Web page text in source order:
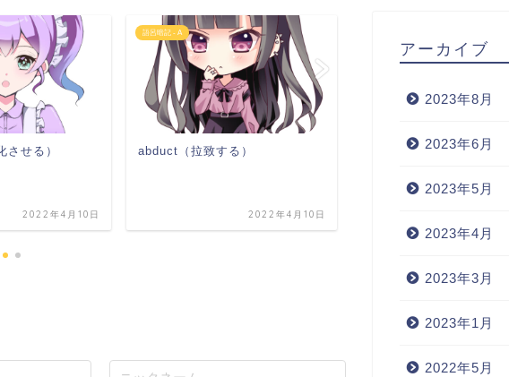
せる）
2022年4月10日
語呂暗記 - A
abduct（拉致する）
2022年4月10日
accomplish 達成する
アーカイブ
2023年8月
2023年6月
2023年5月
2023年4月
2023年3月
2023年1月
2022年5月